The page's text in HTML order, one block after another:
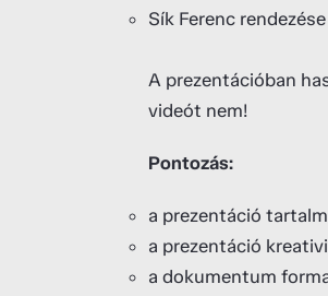
Sík Ferenc rendezése
A prezentációban
videót nem!
Pontozás:
a prezentáció
a prezentáció
a dokumentum